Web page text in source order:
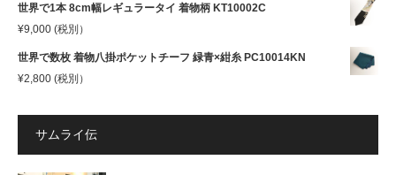
世界で1本 8cm幅レギュラータイ 着物柄 KT10002C
¥9,000 (税別）
世界で数枚 着物八掛ポケットチーフ 緑青×紺糸 PC10014KN
¥2,800 (税別）
サムライ伝